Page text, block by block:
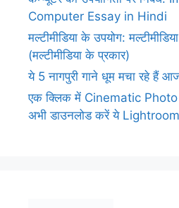
Computer Essay in Hindi
मल्टीमीडिया के उपयोग:
(मल्टीमीडिया के प्रकार)
ये 5 नागपुरी गाने धूम मचा रहे हैं
एक क्लिक में Cinematic Photo
अभी डाउनलोड करें ये